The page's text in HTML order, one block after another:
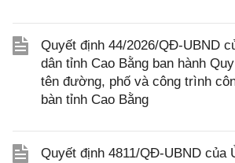
Quyết định 44/2026/QĐ-UBND
dân tỉnh Cao Bằng ban hành
tên đường, phố và công trình
bàn tỉnh Cao Bằng
Quyết định 4811/QĐ-UBND của